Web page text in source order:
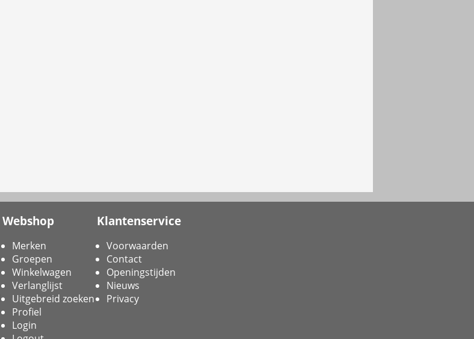
Webshop
Merken
Groepen
Winkelwagen
Verlanglijst
Uitgebreid zoeken
Profiel
Login
Klantenservice
Voorwaarden
Contact
Openingstijden
Nieuws
Privacy